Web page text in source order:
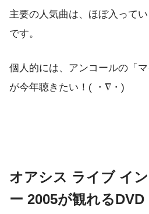
主要の人気曲は、ほぼ入って
です。
個人的には、アンコールの「マ
が今年聴きたい！( ・∇・)
オアシス ライブ イ
ー 2005が観れるDVD